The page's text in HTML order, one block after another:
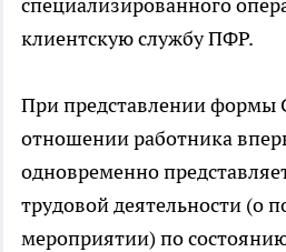
клиентскую службу ПФР.
При представлении формы
отношении работника
одновременно
трудовой деятельности (о
мероприятии) по